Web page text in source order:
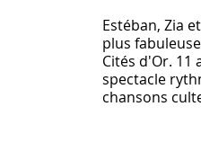
Estéban, Zia
plus
Cités d'Or. 11
spectacle
chansons